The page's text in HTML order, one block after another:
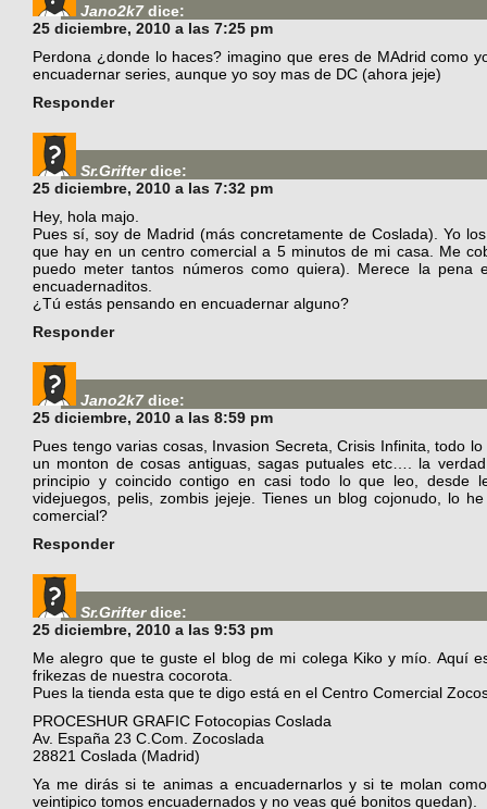
Jano2k7 dice:
25 diciembre, 2010 a las 7:25 pm
Perdona ¿donde lo haces? imagino que eres de MAdrid como
encuadernar series, aunque yo soy mas de DC (ahora jeje)
Responder
Sr.Grifter dice:
25 diciembre, 2010 a las 7:32 pm
Hey, hola majo.
Pues sí, soy de Madrid (más concretamente de Coslada). Yo
que hay en un centro comercial a 5 minutos de mi casa. Me
puedo meter tantos números como quiera). Merece la
encuadernaditos.
¿Tú estás pensando en encuadernar alguno?
Responder
Jano2k7 dice:
25 diciembre, 2010 a las 8:59 pm
Pues tengo varias cosas, Invasion Secreta, Crisis Infinita, todo
un monton de cosas antiguas, sagas putuales etc…. la
principio y coincido contigo en casi todo lo que leo, desde
videjuegos, pelis, zombis jejeje. Tienes un blog cojonudo, lo
comercial?
Responder
Sr.Grifter dice:
25 diciembre, 2010 a las 9:53 pm
Me alegro que te guste el blog de mi colega Kiko y mío. Aquí
frikezas de nuestra cocorota.
Pues la tienda esta que te digo está en el Centro Comercial
PROCESHUR GRAFIC Fotocopias Coslada
Av. España 23 C.Com. Zocoslada
28821 Coslada (Madrid)
Ya me dirás si te animas a encuadernarlos y si te molan
veintipico tomos encuadernados y no veas qué bonitos quedan).